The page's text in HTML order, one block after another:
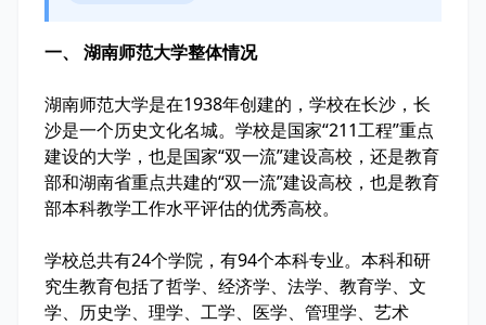
一、 湖南师范大学整体情况
湖南师范大学是在1938年创建的，学校在长沙，长
沙是一个历史文化名城。学校是国家“211工程”重点
建设的大学，也是国家“双一流”建设高校，还是教育
部和湖南省重点共建的“双一流”建设高校，也是教育
部本科教学工作水平评估的优秀高校。
学校总共有24个学院，有94个本科专业。本科和研
究生教育包括了哲学、经济学、法学、教育学、文
学、历史学、理学、工学、医学、管理学、艺术